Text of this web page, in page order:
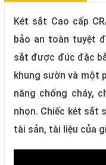
Két sắt Cao cấp
bảo an toàn tuyệt
sắt được đúc đặc
khung sườn và một
năng chống cháy,
nhọn. Chiếc két sắt
tài sản, tài liệu của